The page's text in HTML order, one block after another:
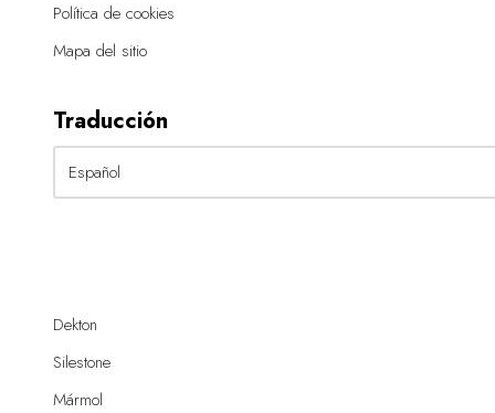
Política de cookies
Mapa del sitio
Traducción
Dekton
Silestone
Mármol